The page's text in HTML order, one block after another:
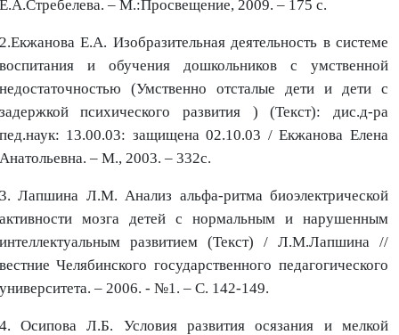
– М.:Просвещение, 2009. – 175 с.
Е.А. Изобразительная деятельность в системе
и обучения дошкольников с умственной
(Умственно отсталые дети и дети с
психического развития ) (Текст): дис.д-ра
13.00.03: защищена 02.10.03 / Екжанова Елена
– М., 2003. – 332с.
Лапшина Л.М. Анализ альфа-ритма биоэлектрической
мозга детей с нормальным и нарушенным
развитием (Текст) / Л.М.Лапшина //
Челябинского государственного педагогического
– 2006. - №1. – С. 142-149.
Осипова Л.Б. Условия развития осязания и мелкой